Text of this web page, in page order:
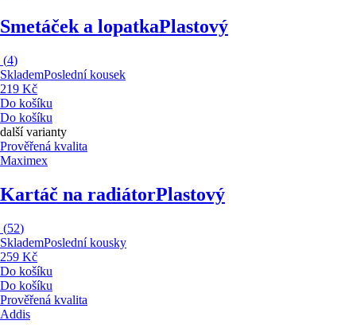
Smetáček a lopatkaPlastový
(4)
SklademPoslední kousek
219 Kč
Do košíku
Do košíku
další varianty
Prověřená kvalita
Maximex
Kartáč na radiátorPlastový
(52)
SklademPoslední kousky
259 Kč
Do košíku
Do košíku
Prověřená kvalita
Addis